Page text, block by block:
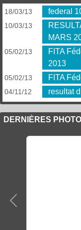
18/03/13 federal
10/03/13
MARS
05/02/13
FITA
2013
05/02/13 FITA
04/11/12 resultat
DERNIÈRES
Précedent